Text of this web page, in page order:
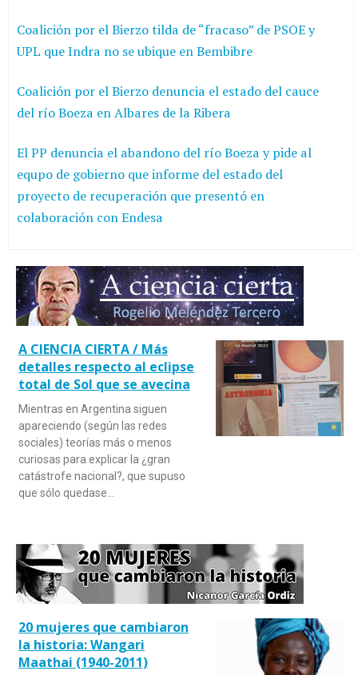
Coalición por el Bierzo tilda de “fracaso” de PSOE y
UPL que Indra no se ubique en Bembibre
Coalición por el Bierzo denuncia el estado del cauce
del río Boeza en Albares de la Ribera
El PP denuncia el abandono del río Boeza y pide al
equpo de gobierno que informe del estado del
proyecto de recuperación que presentó en
colaboración con Endesa
A CIENCIA CIERTA / Más
detalles respecto al eclipse
total de Sol que se avecina
Mientras en Argentina siguen
apareciendo (según las redes
sociales) teorías más o menos
curiosas para explicar la ¿gran
catástrofe nacional?, que supuso
que sólo quedase…
20 mujeres que cambiaron
la historia: Wangari
Maathai (1940-2011)